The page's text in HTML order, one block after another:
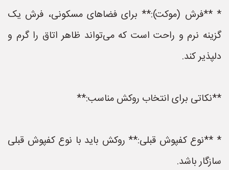
* **فرش (موکت):** برای فضاهای مسکونی، فرش یک
گزینه نرم و راحت است که می‌تواند ظاهر اتاق را گرم و
دلپذیر کند.
**نکاتی برای انتخاب روکش مناسب:**
* **نوع کفپوش قبلی:** روکش باید با نوع کفپوش قبلی
سازگار باشد.